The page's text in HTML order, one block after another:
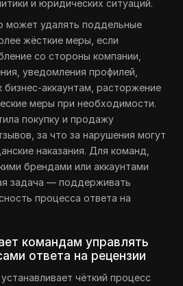
и юридических ситуаций.
может удалять поддельные
жёсткие меры, если
со стороны компании,
уведомления профилей,
бизнес-аккаунтам, расторжение
меры при необходимости.
покупку и продажу
за что за нарушения могут
наказания. Для команд,
брендами или аккаунтами
задача — поддерживать
процесса ответа на
командам управлять
ответа на рецензии
чёткий процесс